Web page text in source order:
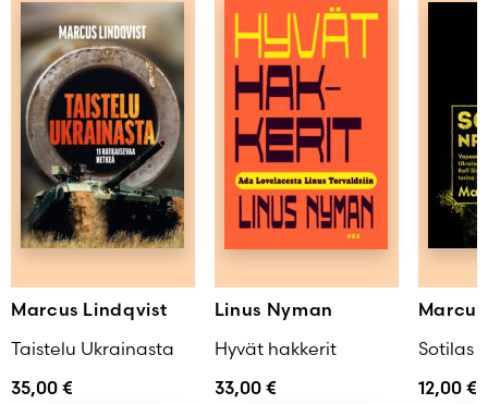
Marcus Lindqvist
Taistelu Ukrainasta
35,00 €
Linus Nyman
Hyvät hakkerit
33,00 €
Sotilas
12,00 €